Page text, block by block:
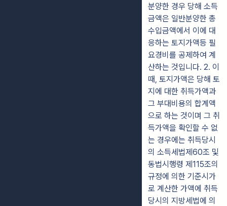
분양한 경우 당해 소득
금액은 일반분양한 총
수입금액에서 이에 대
응하는 토지가액등 필
요경비를 공제하여 계
산하는 것입니다. 2. 이
때, 토지가액은 당해 토
지에 대한 취득가액과
그 부대비용의 합계액
으로 하는 것이며 그 취
득가액을 확인할 수 없
는 경우에는 취득당시
의 소득세법제60조 및
동법시행령 제115조의
규정에 의한 기준시가
로 계산한 가액에 취득
당시의 지방세법에 의